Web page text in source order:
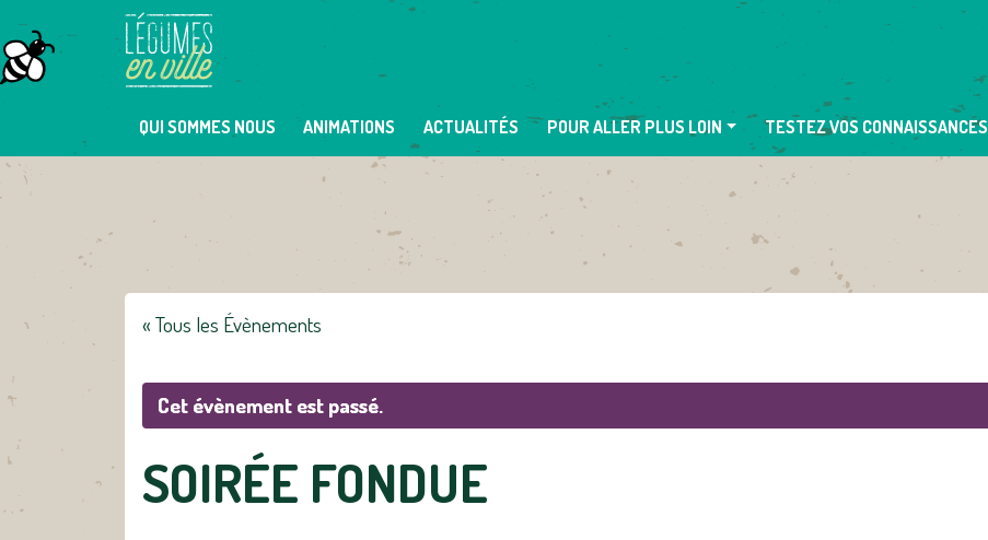
to
content
QUI SOMMES NOUS ANIMATIONS ACTUALITÉS POUR ALLER PLUS LOIN TESTEZ VOS CONNAISSANCES
« Tous les Évènements
Cet évènement est passé.
SOIRÉE FONDUE